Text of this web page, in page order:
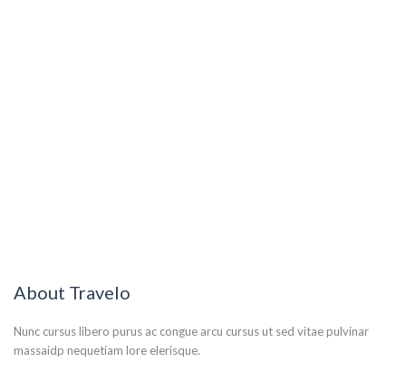
About Travelo
Nunc cursus libero purus ac congue arcu cursus ut sed vitae pulvinar
massaidp nequetiam lore elerisque.